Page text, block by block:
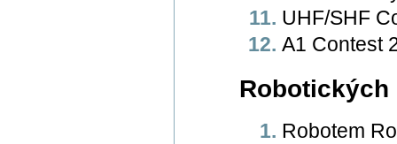
UHF/SHF
A1 Contest
Robotických
Robotem